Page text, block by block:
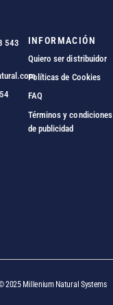
543
INFORMACIÓN
Quiero ser distribuidor
Políticas de Cookies
FAQ
Términos y condiciones
de publicidad
2025 Millenium Natural Systems